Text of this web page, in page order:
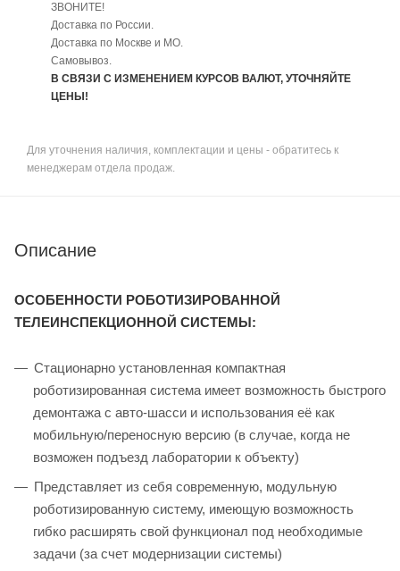
ЗВОНИТЕ!
Доставка по России.
Доставка по Москве и МО.
Самовывоз.
В СВЯЗИ С ИЗМЕНЕНИЕМ КУРСОВ ВАЛЮТ, УТОЧНЯЙТЕ
ЦЕНЫ!
Для уточнения наличия, комплектации и цены - обратитесь к
менеджерам отдела продаж.
Описание
ОСОБЕННОСТИ РОБОТИЗИРОВАННОЙ
ТЕЛЕИНСПЕКЦИОННОЙ СИСТЕМЫ:
Стационарно установленная компактная
роботизированная система имеет возможность быстрого
демонтажа с авто-шасси и использования её как
мобильную/переносную версию (в случае, когда не
возможен подъезд лаборатории к объекту)
Представляет из себя современную, модульную
роботизированную систему, имеющую возможность
гибко расширять свой функционал под необходимые
задачи (за счет модернизации системы)